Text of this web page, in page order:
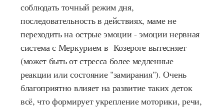
соблюдать точный режим дня,
последовательность в действиях, маме не
переходить на острые эмоции - эмоции нервная
система с Меркурием в Козероге вытесняет
(может быть от стресса более медленные
реакции или состояние "замирания"). Очень
благоприятно влияет на развитие таких деток
всё, что формирует укрепление моторики, речи,